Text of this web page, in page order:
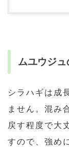
ムユウジュ
シラハギは成
ません。混み
戻す程度で大
すので、強め